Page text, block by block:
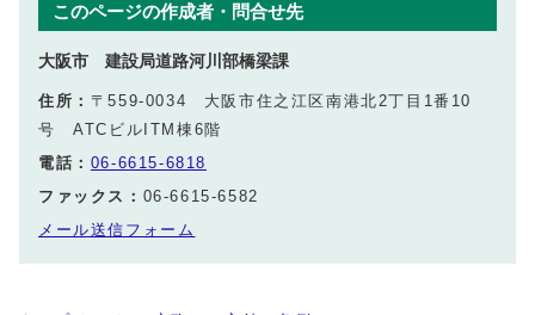
このページの作成者・問合せ先
大阪市 建設局道路河川部橋梁課
住所： 〒559-0034 大阪市住之江区南港北2丁目1番10
号 ATCビルITM棟6階
電話： 06-6615-6818
ファックス： 06-6615-6582
メール送信フォーム